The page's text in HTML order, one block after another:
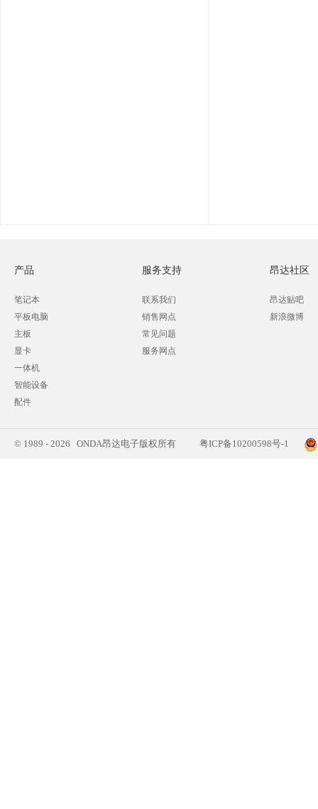
产品
笔记本
平板电脑
主板
显卡
一体机
智能设备
配件
服务支持
联系我们
销售网点
常见问题
服务网点
昂达社区
昂达贴吧
新浪微博
© 1989 - 2026 ONDA昂达电子版权所有 粤ICP备10200598号-1